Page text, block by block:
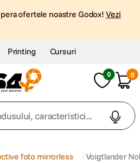
ofertele noastre Godox! Vezi
Printing Cursuri
0 0
caracteristici...
foto mirrorless Voigtlander